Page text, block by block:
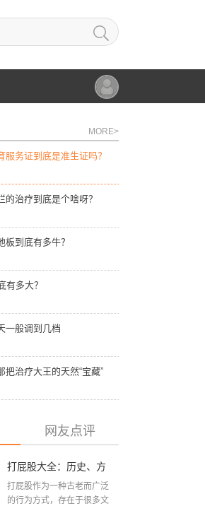
MORE>
服务证到底是准生证吗？
的治疗到底是个啥呀？
板到底有多牛？
有多大？
一般调到几档
把治疗大王的天然“宝藏”
网友点评
打屁股大全：历史、方
法与注意事项全解析
打屁股作为一种古老而广泛
的行为方式，存在于很多文